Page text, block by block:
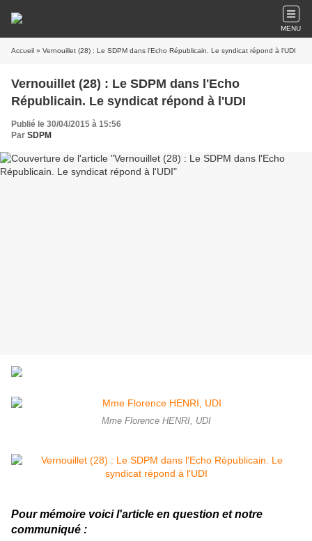
MENU
Accueil » Vernouillet (28) : Le SDPM dans l'Echo Républicain. Le syndicat répond à l'UDI
Vernouillet (28) : Le SDPM dans l'Echo
Républicain. Le syndicat répond à l'UDI
Publié le 30/04/2015 à 15:56
Par SDPM
Mme Florence HENRI, UDI
Pour mémoire voici l'article en question et notre
communiqué :